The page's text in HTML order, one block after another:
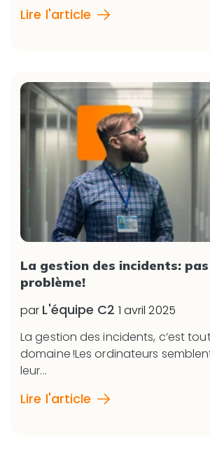
Lire l'article
La gestion des incidents:
problème!
par L'équipe C2 1 avril 2025
La gestion des incidents, c’est
domaine!Les ordinateurs
leur...
Lire l'article